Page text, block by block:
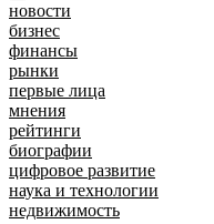
новости
бизнес
финансы
рынки
первые лица
мнения
рейтинги
биографии
цифровое развитие
наука и технологии
недвижимость